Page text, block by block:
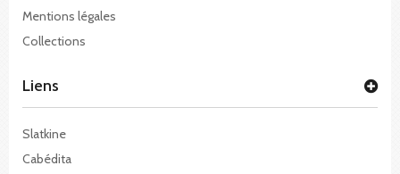
Mentions légales
Collections
Liens
Slatkine
Cabédita